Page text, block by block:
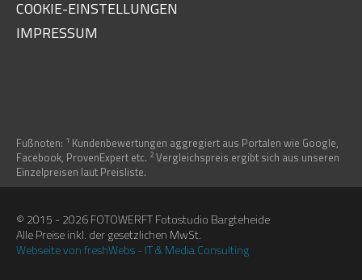
COOKIE-EINSTELLUNGEN
IMPRESSUM
Fußnoten: 1 Kundenbewertungen aggregiert aus Portalen wie Google,
Facebook, ProvenExpert etc. 2 Vergleichspreis ergibt sich aus unseren
Einzelpreisen laut Preisliste.
© 2015 - 2026 FOTOWERFT Fotostudio Bargteheide
Alle Preise inkl. der gesetzlichen MwSt.
Webseite von freshWebs - IT & Media Consulting